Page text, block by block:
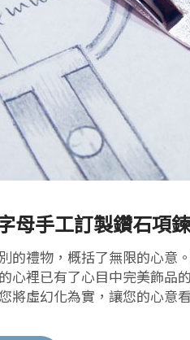
母手工訂製鑽石項
的禮物，概括了無限的心意
心裡已有了心目中完美飾品
將虛幻化為實，讓您的心意